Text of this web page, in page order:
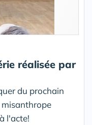
réalisée par
du prochain
l'acte!